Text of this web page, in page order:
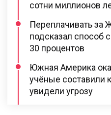
сотни миллионов
Переплачивать за
подсказал способ
30 процентов
Южная Америка
учёные составили
увидели угрозу